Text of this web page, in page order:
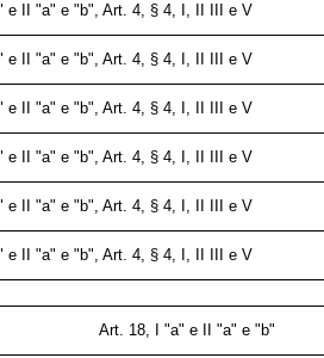
e II "a" e "b", Art. 4, § 4, I, II III e V
e II "a" e "b", Art. 4, § 4, I, II III e V
e II "a" e "b", Art. 4, § 4, I, II III e V
e II "a" e "b", Art. 4, § 4, I, II III e V
e II "a" e "b", Art. 4, § 4, I, II III e V
e II "a" e "b", Art. 4, § 4, I, II III e V
Art. 18, I "a" e II "a" e "b"